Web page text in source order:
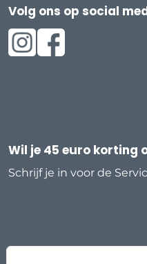
Volg ons op social
https://https://
Wil je 45 euro korting
Schrijf je in voor de